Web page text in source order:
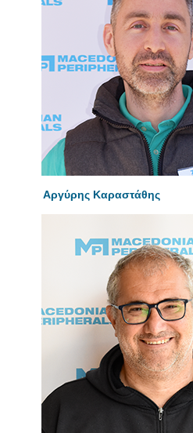
Αργύρης Καραστάθης